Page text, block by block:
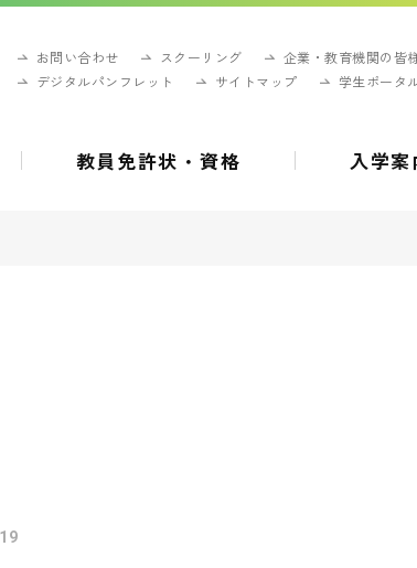
お問い合わせ スクーリング
企業・教育機関の皆
デジタルパンフレット
サイトマップ 学生ポータ
教員免許状・資格 入学案